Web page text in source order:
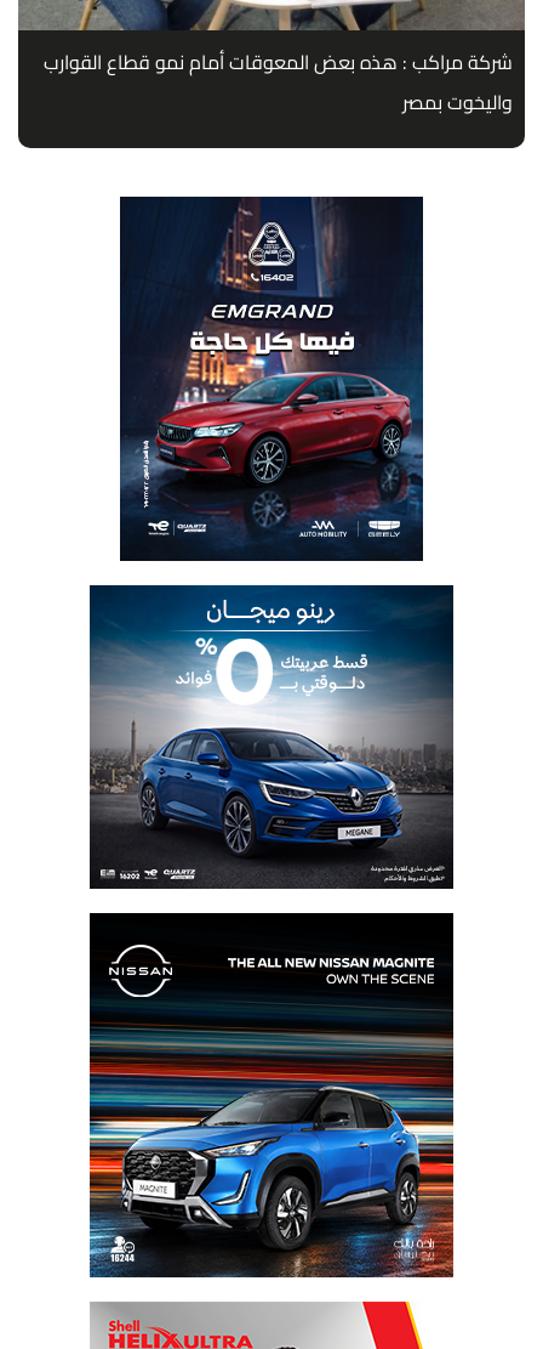
شركة مراكب : هذه بعض المعوقات أمام نمو قطاع القوارب
واليخوت بمصر